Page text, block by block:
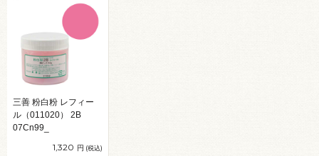
三善 粉白粉 レフィー
ル（011020） 2B
07Cn99_
1,320 円 (税込)